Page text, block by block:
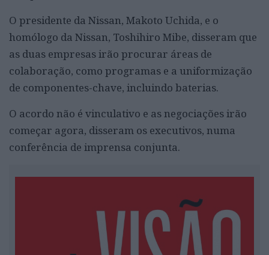
O presidente da Nissan, Makoto Uchida, e o
homólogo da Nissan, Toshihiro Mibe, disseram que
as duas empresas irão procurar áreas de
colaboração, como programas e a uniformização
de componentes-chave, incluindo baterias.
O acordo não é vinculativo e as negociações irão
começar agora, disseram os executivos, numa
conferência de imprensa conjunta.